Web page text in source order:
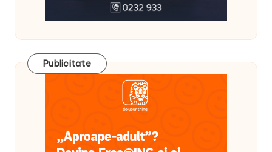
Publicitate